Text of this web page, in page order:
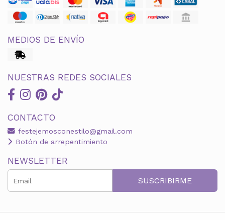
MEDIOS DE ENVÍO
NUESTRAS REDES SOCIALES
CONTACTO
festejemosconestilo@gmail.com
Botón de arrepentimiento
NEWSLETTER
SUSCRIBIRME